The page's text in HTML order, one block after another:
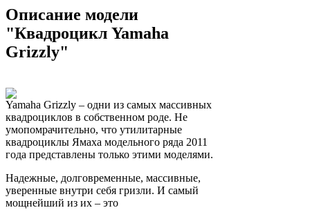
Описание модели
"Квадроцикл Yamaha
Grizzly"
Yamaha Grizzly – одни из самых массивных
квадроциклов в собственном роде. Не
умопомрачительно, что утилитарные
квадроциклы Ямаха модельного ряда 2011
года представлены только этими моделями.
Надежные, долговременные, массивные,
уверенные внутри себя гризли. И самый
мощнейший из их – это